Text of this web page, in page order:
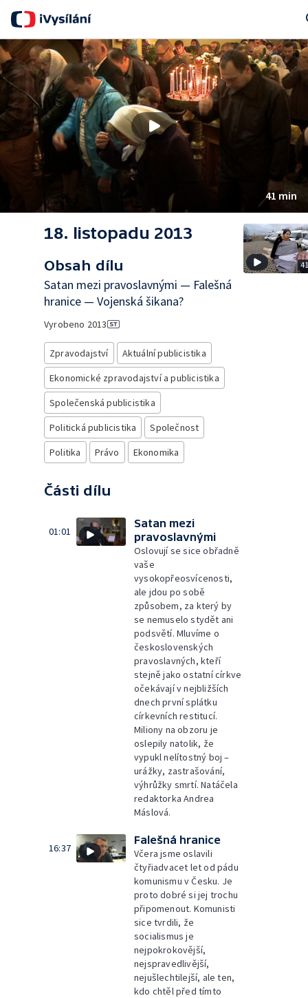
41 min
18. listopadu 2013
Obsah dílu
Satan mezi pravoslavnými — Falešná
hranice — Vojenská šikana?
Vyrobeno 2013
Zpravodajství
Aktuální publicistika
Ekonomické zpravodajství a publicistika
Společenská publicistika
Politická publicistika
Společnost
Politika
Právo Ekonomika
Části dílu
01:01
Satan mezi
pravoslavnými
Oslovují se sice obřadně
vaše
vysokopřeosvícenosti,
ale jdou po sobě
způsobem, za který by
se nemuselo stydět ani
podsvětí. Mluvíme o
československých
pravoslavných, kteří
stejně jako ostatní církve
očekávají v nejbližších
dnech první splátku
církevních restitucí.
Miliony na obzoru je
oslepily natolik, že
vypukl nelítostný boj –
urážky, zastrašování,
výhrůžky smrtí. Natáčela
redaktorka Andrea
Máslová.
16:37
Falešná hranice
Včera jsme oslavili
čtyřiadvacet let od pádu
komunismu v Česku. Je
proto dobré si jej trochu
připomenout. Komunisti
sice tvrdili, že
socialismus je
nejpokrokovější,
nejspravedlivější,
nejušlechtilejší, ale ten,
kdo chtěl před tímto